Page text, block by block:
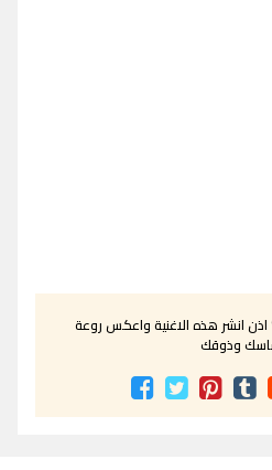
انشر هذه الاغنية واعكس روعة
وذوقك